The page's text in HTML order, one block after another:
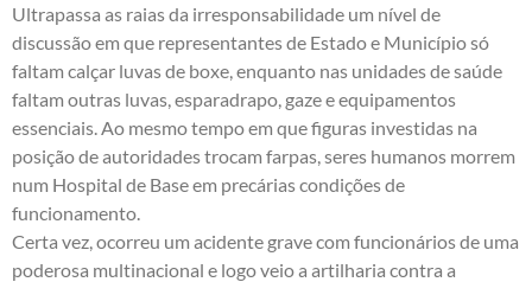
Ultrapassa as raias da irresponsabilidade um nível de
discussão em que representantes de Estado e Município só
faltam calçar luvas de boxe, enquanto nas unidades de saúde
faltam outras luvas, esparadrapo, gaze e equipamentos
essenciais. Ao mesmo tempo em que figuras investidas na
posição de autoridades trocam farpas, seres humanos morrem
num Hospital de Base em precárias condições de
funcionamento.
Certa vez, ocorreu um acidente grave com funcionários de uma
poderosa multinacional e logo veio a artilharia contra a